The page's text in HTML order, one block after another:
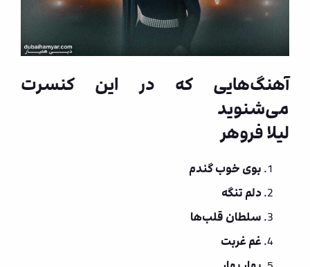
آهنگ‌هایی که در این کنسرت
می‌شنوید
لیلا فروهر
بوی خوب گندم
دلم تنگه
سلطان قلب‌ها
غم غربت